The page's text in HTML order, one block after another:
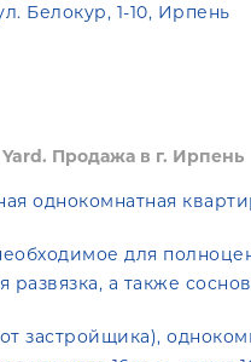
Белокур, 1-10, Ирпень
Продажа в г. Ирпень
однокомнатная
для
а также
застройщика),